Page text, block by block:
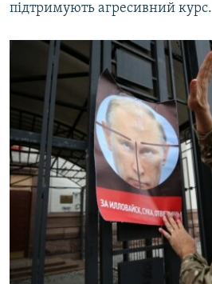
підтримують агресивний курс.